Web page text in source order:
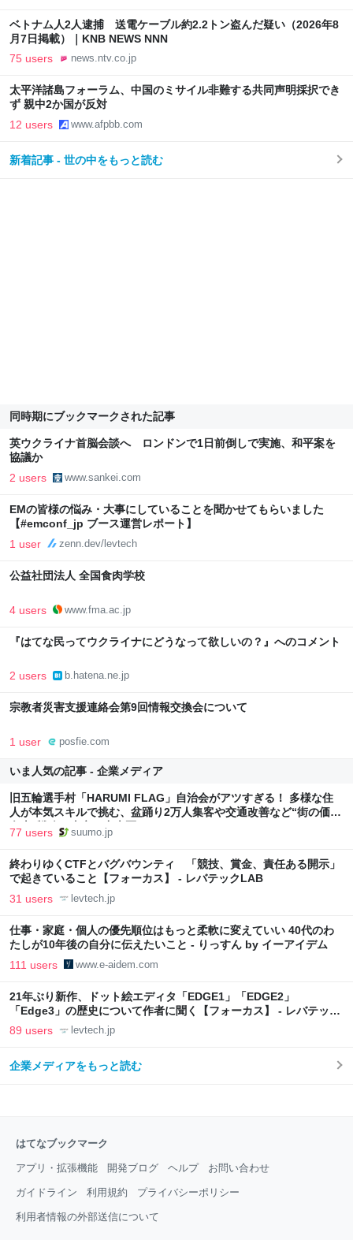
ベトナム人2人逮捕 送電ケーブル約2.2トン盗んだ疑い（2026年8
月7日掲載）｜KNB NEWS NNN
75 users news.ntv.co.jp
太平洋諸島フォーラム、中国のミサイル非難する共同声明採択でき
ず 親中2か国が反対
12 users www.afpbb.com
新着記事 - 世の中をもっと読む
同時期にブックマークされた記事
英ウクライナ首脳会談へ ロンドンで1日前倒しで実施、和平案を
協議か
2 users www.sankei.com
EMの皆様の悩み・大事にしていることを聞かせてもらいました
【#emconf_jp ブース運営レポート】
1 user zenn.dev/levtech
公益社団法人 全国食肉学校
4 users www.fma.ac.jp
『はてな民ってウクライナにどうなって欲しいの？』へのコメント
2 users b.hatena.ne.jp
宗教者災害支援連絡会第9回情報交換会について
1 user posfie.com
いま人気の記事 - 企業メディア
旧五輪選手村「HARUMI FLAG」自治会がアツすぎる！ 多様な住
人が本気スキルで挑む、盆踊り2万人集客や交通改善など“街の価値
向上”戦略 東京・中央区
77 users suumo.jp
終わりゆくCTFとバグバウンティ 「競技、賞金、責任ある開示」
で起きていること【フォーカス】 - レバテックLAB
31 users levtech.jp
仕事・家庭・個人の優先順位はもっと柔軟に変えていい 40代のわ
たしが10年後の自分に伝えたいこと - りっすん by イーアイデム
111 users www.e-aidem.com
21年ぶり新作、ドット絵エディタ「EDGE1」「EDGE2」
「Edge3」の歴史について作者に聞く【フォーカス】 - レバテック
LAB
89 users levtech.jp
企業メディアをもっと読む
はてなブックマーク
アプリ・拡張機能 開発ブログ ヘルプ お問い合わせ
ガイドライン 利用規約 プライバシーポリシー
利用者情報の外部送信について